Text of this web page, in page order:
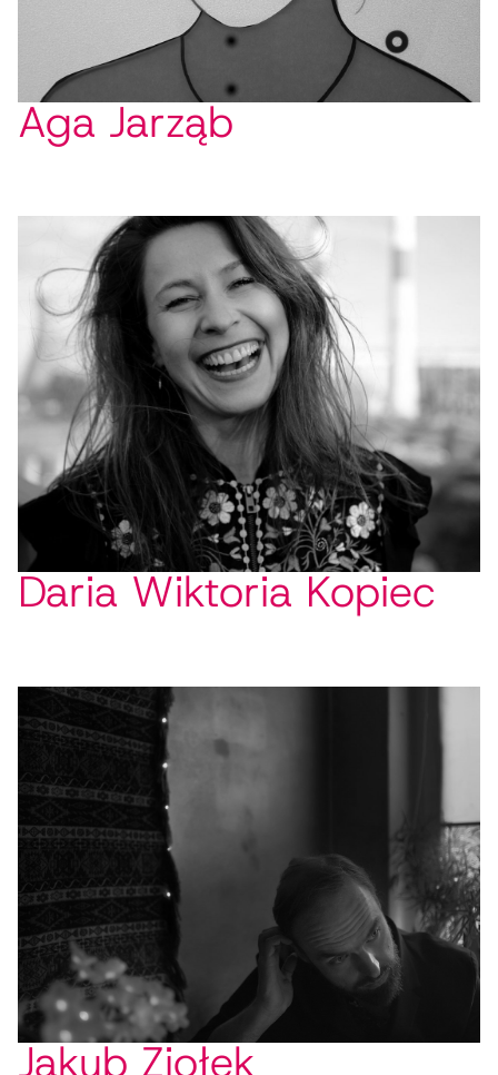
Aga Jarząb
Daria Wiktoria Kopiec
Jakub Ziołek